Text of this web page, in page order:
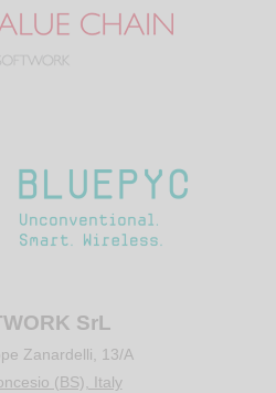
SrL
Zanardelli, 13/A
(BS), Italy